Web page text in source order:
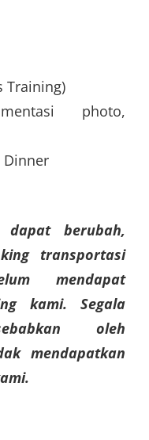
Training)
photo,
Dinner
dapat berubah,
transportasi
mendapat
kami. Segala
oleh
mendapatkan